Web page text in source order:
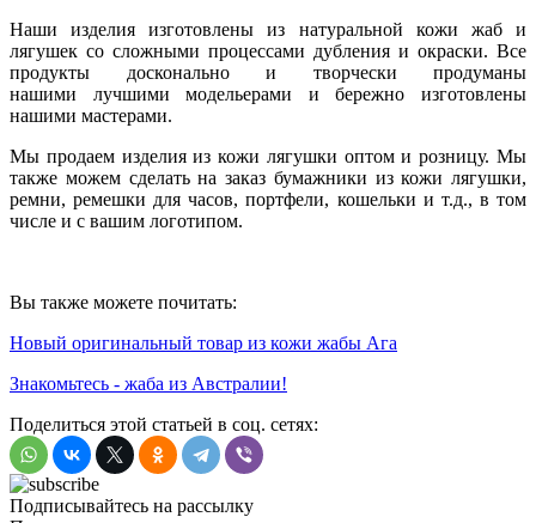
Наши изделия изготовлены из натуральной кожи жаб и
лягушек со сложными процессами дубления и окраски. Все
продукты досконально и творчески продуманы
нашими лучшими модельерами и бережно изготовлены
нашими мастерами.
Мы продаем изделия из кожи лягушки оптом и розницу. Мы
также можем сделать на заказ бумажники из кожи лягушки,
ремни, ремешки для часов, портфели, кошельки и т.д., в том
числе и с вашим логотипом.
Вы также можете почитать:
Новый оригинальный товар из кожи жабы Ага
Знакомьтесь - жаба из Австралии!
Поделиться этой статьей в соц. сетях:
Подписывайтесь на рассылку